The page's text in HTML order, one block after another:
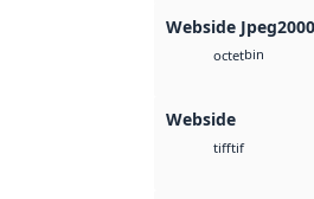
Webside Jpeg2000
octetbin
Webside
tifftif